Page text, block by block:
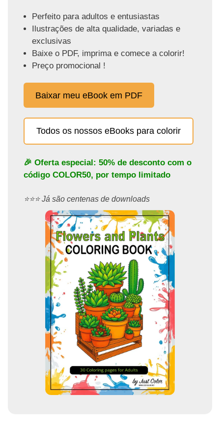
Perfeito para adultos e entusiastas
Ilustrações de alta qualidade, variadas e
exclusivas
Baixe o PDF, imprima e comece a colorir!
Preço promocional !
Baixar meu eBook em PDF
Todos os nossos eBooks para colorir
🎉 Oferta especial: 50% de desconto com o
código COLOR50, por tempo limitado
⭐️⭐️⭐️ Já são centenas de downloads